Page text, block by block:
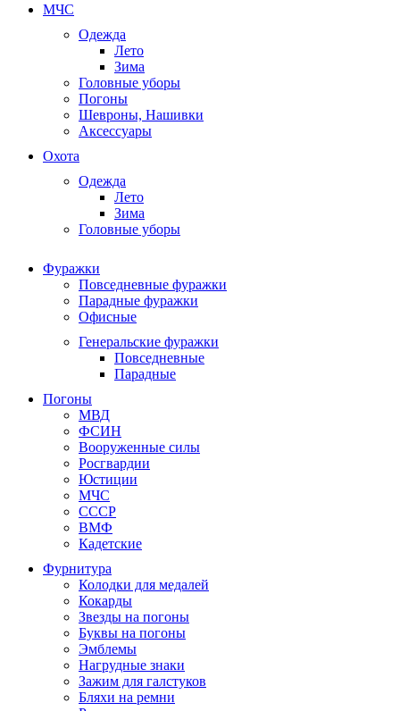
МЧС
Одежда
Лето
Зима
Головные уборы
Погоны
Шевроны, Нашивки
Аксессуары
Охота
Одежда
Лето
Зима
Головные уборы
Фуражки
Повседневные фуражки
Парадные фуражки
Офисные
Генеральские фуражки
Повседневные
Парадные
Погоны
МВД
ФСИН
Вооруженные силы
Росгвардии
Юстиции
МЧС
СССР
ВМФ
Кадетские
Фурнитура
Колодки для медалей
Кокарды
Звезды на погоны
Буквы на погоны
Эмблемы
Нагрудные знаки
Зажим для галстуков
Бляхи на ремни